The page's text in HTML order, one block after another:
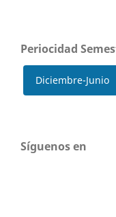
Periocidad
Diciembre-Junio
Síguenos en